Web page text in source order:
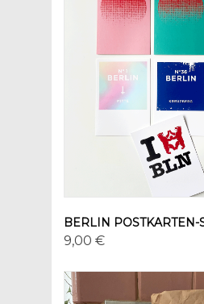
BERLIN POSTKARTEN-
9,00 €